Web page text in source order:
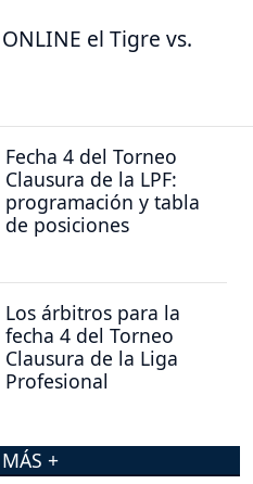
el Tigre vs.
Fecha 4 del Torneo
Clausura de la LPF:
programación y tabla
de posiciones
Los árbitros para la
fecha 4 del Torneo
Clausura de la Liga
Profesional
+